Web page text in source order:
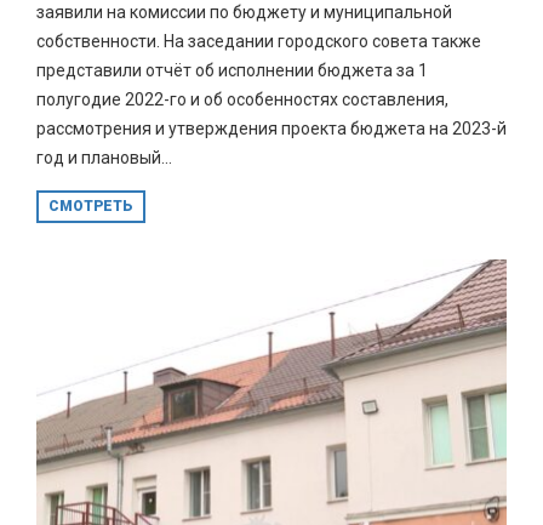
заявили на комиссии по бюджету и муниципальной
собственности. На заседании городского совета также
представили отчёт об исполнении бюджета за 1
полугодие 2022-го и об особенностях составления,
рассмотрения и утверждения проекта бюджета на 2023-й
год и плановый...
СМОТРЕТЬ